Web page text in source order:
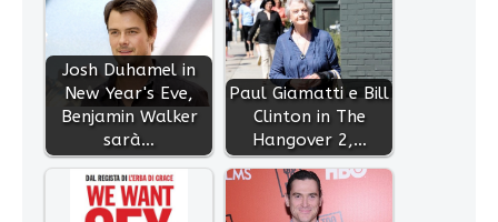
Josh Duhamel in
New Year's Eve,
Benjamin Walker
sarà…
Paul Giamatti e Bill
Clinton in The
Hangover 2,…